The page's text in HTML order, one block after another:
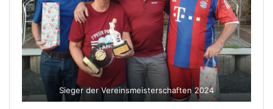
Sieger der Vereinsmeisterschaften 2024